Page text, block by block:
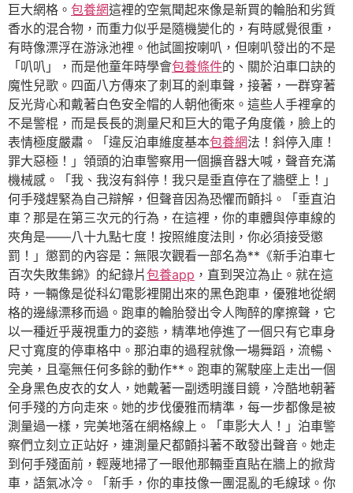
巨大網格。 包養網這裡的空氣聞起來像是新買的輪胎和劣質
香水的混合物，而重力似乎是隨機變化的，有時感覺很重，
有時像漂浮在游泳池裡。他試圖按喇叭，但喇叭發出的不是
「叭叭」，而是他童年時學會包養條件的、關於泊車口訣的
魔性兒歌。四面八方傳來了刺耳的剎車聲，接著，一群穿著
反光背心和戴著白色安全帽的人朝他衝來。這些人手裡拿的
不是警棍，而是長長的測量尺和巨大的電子角度儀，臉上的
表情極度嚴肅。「違反泊車維度基本包養網法！斜停入庫！
罪大惡極！」領頭的泊車警察用一個擴音器大喊，聲音充滿
機械感。「我、我沒有斜停！我只是垂直停在了牆壁上！」
何手殘趕緊為自己辯解，但聲音因為恐懼而顫抖。「垂直泊
車？那是在第三次元的行為，在這裡，你的車體與停車線的
夾角是——八十九點七度！按照維度法則，你必須接受懲
罰！」懲罰的內容是：無限次觀看一部名為**《新手泊車七
百次失敗集錦》的紀錄片包養app ，直到哭泣為止。就在這
時，一輛像是從科幻電影裡開出來的黑色跑車，優雅地從網
格的邊緣漂移而過。跑車的輪胎發出令人陶醉的摩擦聲，它
以一種近乎蔑視重力的姿態，精準地停進了一個只有它車身
尺寸寬度的停車格中。那泊車的過程就像一場舞蹈，流暢、
完美，且毫無任何多餘的動作**。跑車的駕駛座上走出一個
全身黑色皮衣的女人，她戴著一副透明護目鏡，冷酷地朝著
何手殘的方向走來。她的步伐優雅而精準，每一步都像是被
測量過一樣，完美地落在網格線上。「車影大人！」泊車警
察們立刻立正站好，連測量尺都顫抖著不敢發出聲音。她走
到何手殘面前，輕蔑地掃了一眼他那輛垂直貼在牆上的掀背
車，語氣冰冷。「新手，你的車技像一團混亂的毛線球。你